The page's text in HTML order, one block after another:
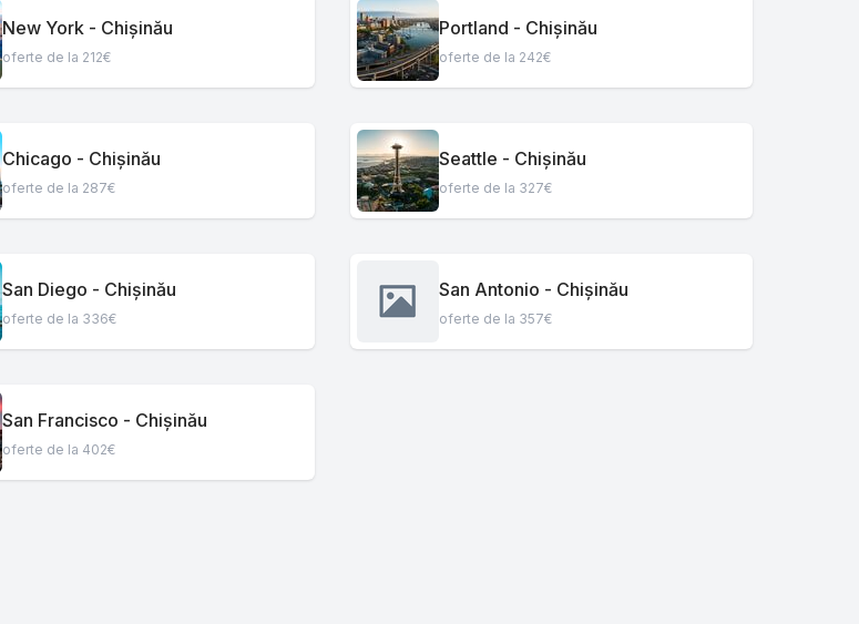
New York - Chișinău
oferte de la 212€
Portland - Chișinău
oferte de la 242€
Chicago - Chișinău
oferte de la 287€
Seattle - Chișinău
oferte de la 327€
San Diego - Chișinău
oferte de la 336€
San Antonio - Chișinău
oferte de la 357€
San Francisco - Chișinău
oferte de la 402€